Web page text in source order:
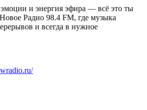
и энергия эфира — всё это ты
Радио 98.4 FM, где музыка
и всегда в нужное